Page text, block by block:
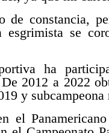
constancia,
esgrimista se
ha
2012 a 2022
y
el